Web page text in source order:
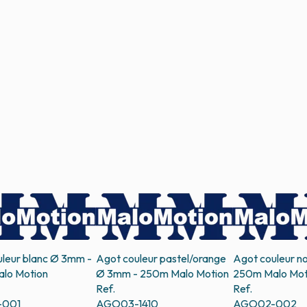
blanc Ø 3mm -
Motion
Agot couleur pastel/orange
Ø 3mm - 250m Malo Motion
Ref.
AGO03-1410
Agot couleur
250m Malo
Ref.
AGO02-002